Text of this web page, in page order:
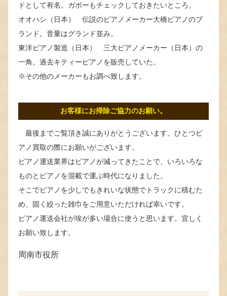
ドとして有名。ガボーもチェックしておきたいところ。
オオハシ（日本） 伝説のピアノメーカー大橋ピアノのブ
ランド。音量はグランド並み。
東洋ピアノ製造（日本） 三大ピアノメーカー（日本）の
一角。過去キティーピアノを販売していた。
※その他のメーカーもお調べ致します。
お客様にお掃除ご協力のお願い。
最後までご覧頂き誠にありがとうございます。ひとつピ
アノ買取の際にお願いがございます。
ピアノ運送業界はピアノが減ってきたことで、いろいろな
ものとピアノを混載で運ぶ時代になりました。
そこでピアノを少しでもきれいな状態でトラックに積むた
め、固く絞った雑巾をご用意いただければ幸いです。
ピアノ運送会社が埃が多い場合に使うと思います。宜しく
お願い致します。
周南市役所